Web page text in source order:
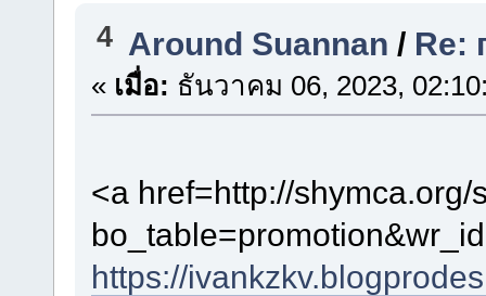
4 Around Suannan / Re:
« เมื่อ: ธันวาคม 06, 2023,
<a href=http://
https://